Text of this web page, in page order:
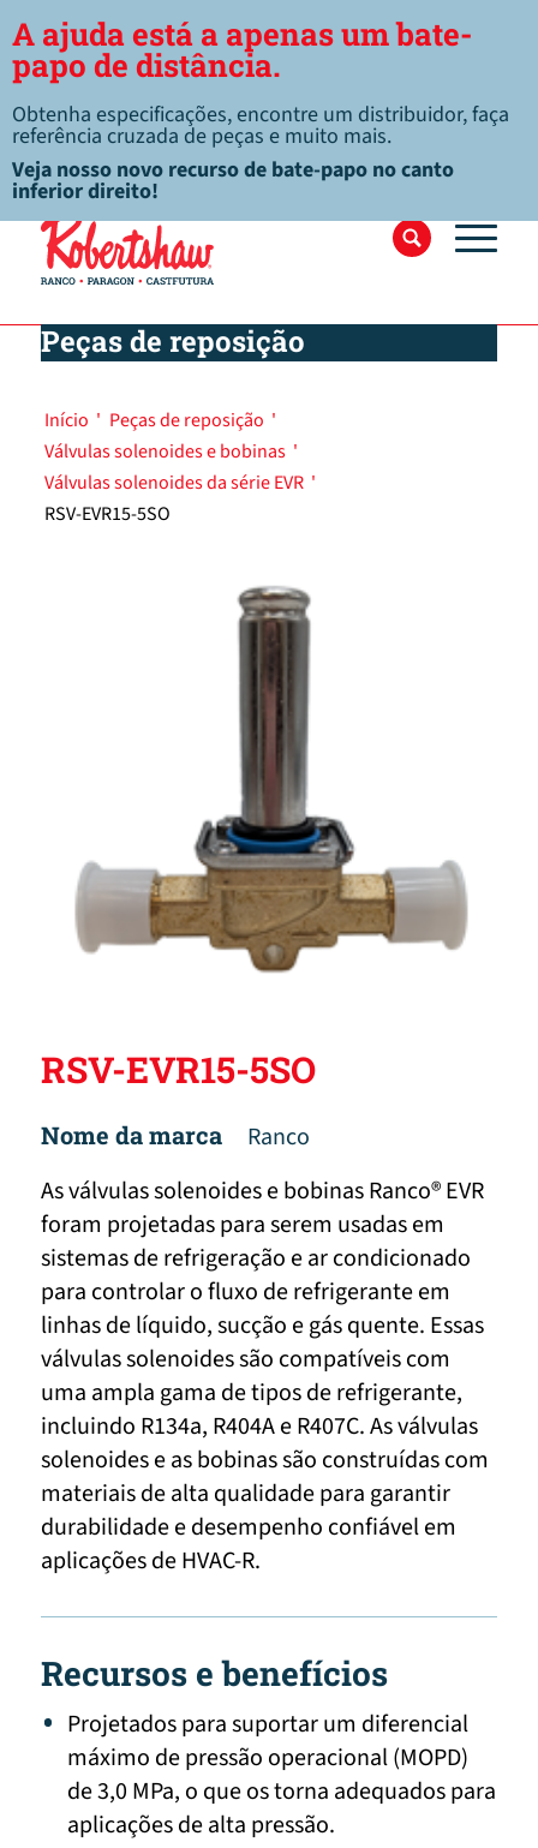
A ajuda está a apenas um bate-
papo de distância.
Obtenha especificações, encontre um distribuidor, faça
referência cruzada de peças e muito mais.
Veja nosso novo recurso de bate-papo no canto
inferior direito!
Peças de reposição
Início ' Peças de reposição '
Válvulas solenoides e bobinas '
Válvulas solenoides da série EVR '
RSV-EVR15-5SO
RSV-EVR15-5SO
Nome da marca
Ranco
As válvulas solenoides e bobinas Ranco® EVR
foram projetadas para serem usadas em
sistemas de refrigeração e ar condicionado
para controlar o fluxo de refrigerante em
linhas de líquido, sucção e gás quente. Essas
válvulas solenoides são compatíveis com
uma ampla gama de tipos de refrigerante,
incluindo R134a, R404A e R407C. As válvulas
solenoides e as bobinas são construídas com
materiais de alta qualidade para garantir
durabilidade e desempenho confiável em
aplicações de HVAC-R.
Recursos e benefícios
Projetados para suportar um diferencial
máximo de pressão operacional (MOPD)
de 3,0 MPa, o que os torna adequados para
aplicações de alta pressão.